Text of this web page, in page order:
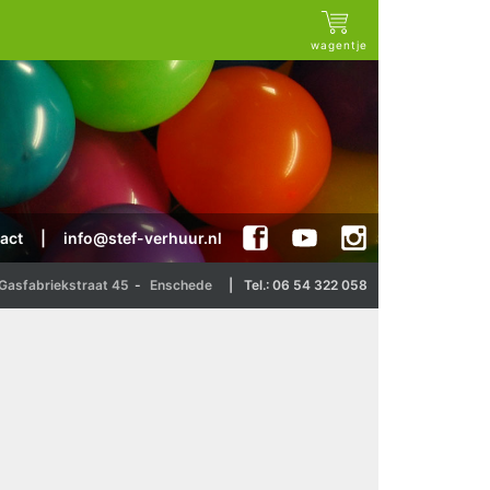
wagentje
info@stef-verhuur.nl
45 - Enschede Tel.: 06 54 322 058